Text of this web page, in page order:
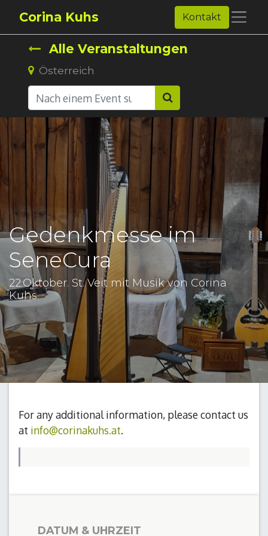
Corina Kuhs Kontakt
Alle Veranstaltungen
Österreich
Gedenkmesse im
SeneCura
22.Oktober. St. Veit mit Musik von Corina
Kuhs.
For any additional information, please contact us
at info@corinakuhs.at.
DATUM & UHRZEIT